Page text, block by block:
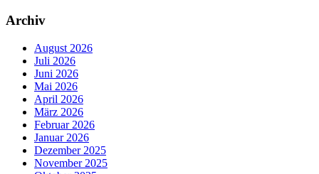
Archiv
August 2026
Juli 2026
Juni 2026
Mai 2026
April 2026
März 2026
Februar 2026
Januar 2026
Dezember 2025
November 2025